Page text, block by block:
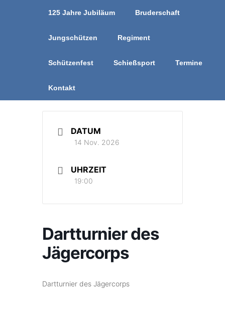
125 Jahre Jubiläum Bruderschaft
Jungschützen Regiment
Schützenfest Schießsport Termine
Kontakt
DATUM
14 Nov. 2026
UHRZEIT
19:00
Dartturnier des
Jägercorps
Dartturnier des Jägercorps